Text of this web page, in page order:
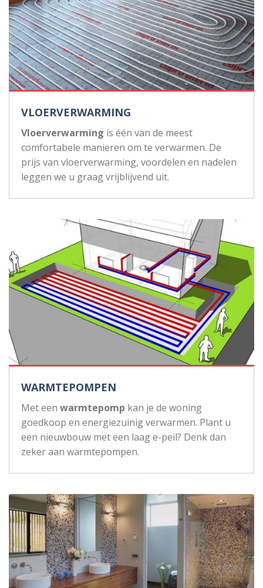
VLOERVERWARMING
Vloerverwarming is één van de meest
comfortabele manieren om te verwarmen. De
prijs van vloerverwarming, voordelen en nadelen
leggen we u graag vrijblijvend uit.
WARMTEPOMPEN
Met een warmtepomp kan je de woning
goedkoop en energiezuinig verwarmen. Plant u
een nieuwbouw met een laag e-peil? Denk dan
zeker aan warmtepompen.